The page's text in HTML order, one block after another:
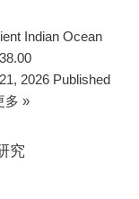
Indian Ocean
2026 Published
多 »
究